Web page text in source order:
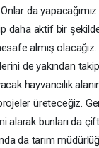
da
aktif bir şekilde
almış olacağız.
de yakından
hayvancılık
üreteceğiz.
alarak bunları da
da tarım